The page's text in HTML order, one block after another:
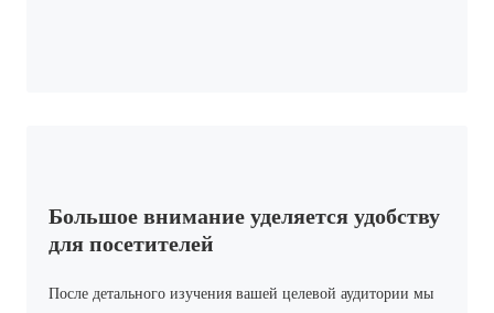
Большое внимание уделяется удобству
для посетителей
После детального изучения вашей целевой аудитории мы